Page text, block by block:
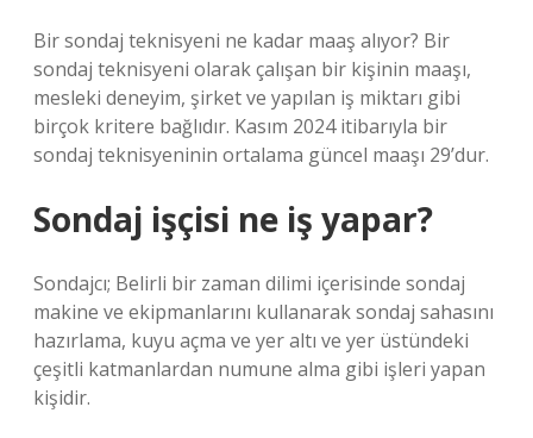
Bir sondaj teknisyeni ne kadar maaş alıyor? Bir
sondaj teknisyeni olarak çalışan bir kişinin maaşı,
mesleki deneyim, şirket ve yapılan iş miktarı gibi
birçok kritere bağlıdır. Kasım 2024 itibarıyla bir
sondaj teknisyeninin ortalama güncel maaşı 29’dur.
Sondaj işçisi ne iş yapar?
Sondajcı; Belirli bir zaman dilimi içerisinde sondaj
makine ve ekipmanlarını kullanarak sondaj sahasını
hazırlama, kuyu açma ve yer altı ve yer üstündeki
çeşitli katmanlardan numune alma gibi işleri yapan
kişidir.